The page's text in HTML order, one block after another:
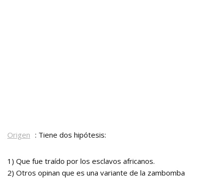
Origen : Tiene dos hipótesis:
1) Que fue traído por los esclavos africanos.
2) Otros opinan que es una variante de la zambomba